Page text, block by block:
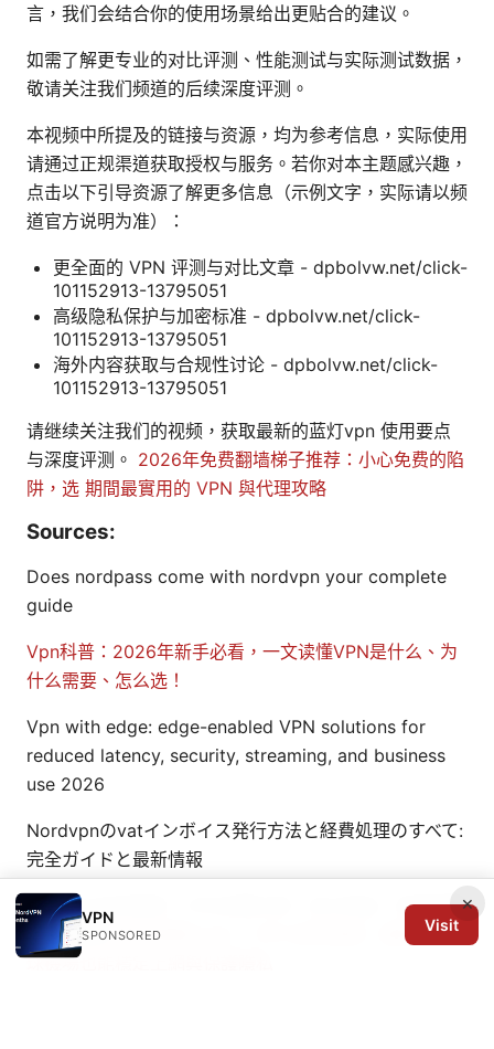
言，我们会结合你的使用场景给出更贴合的建议。
如需了解更专业的对比评测、性能测试与实际测试数据，
敬请关注我们频道的后续深度评测。
本视频中所提及的链接与资源，均为参考信息，实际使用
请通过正规渠道获取授权与服务。若你对本主题感兴趣，
点击以下引导资源了解更多信息（示例文字，实际请以频
道官方说明为准）：
更全面的 VPN 评测与对比文章 - dpbolvw.net/click-
101152913-13795051
高级隐私保护与加密标准 - dpbolvw.net/click-
101152913-13795051
海外内容获取与合规性讨论 - dpbolvw.net/click-
101152913-13795051
请继续关注我们的视频，获取最新的蓝灯vpn 使用要点
与深度评测。 2026年免费翻墙梯子推荐：小心免费的陷
阱，选 期間最實用的 VPN 與代理攻略
Sources:
Does nordpass come with nordvpn your complete
guide
Vpn科普：2026年新手必看，一文读懂VPN是什么、为
什么需要、怎么选！
Vpn with edge: edge-enabled VPN solutions for
reduced latency, security, streaming, and business
use 2026
Nordvpnのvatインボイス発行方法と経費処理のすべて:
完全ガイドと最新情報
Vpn永久会员指南：VPN长期订阅、永久权益、省钱攻略
与选择要点机场推薦clash：VPN 迷你指南，讓你在全
球機場也能穩定上網與保護隱私
×
VPN
SPONSORED
Visit